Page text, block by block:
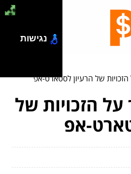
של הרעיון לסטארט-אפ
הזכויות של
אפ
נגישות